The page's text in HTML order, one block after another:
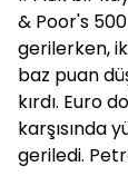
& Poor's
gerilerken,
baz puan
kırdı. Euro
karşısında
geriledi.